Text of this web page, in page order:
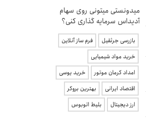
میدونستی میتونی روی سهام
آدیداس سرمایه گذاری کنی؟
بازرسی جرثقیل
فرم ساز آنلاین
خرید مواد شیمیایی
امداد کرمان موتور
خرید یوسی
اقتصاد ایرانی
بهترین بروکر
ارز دیجیتال
بلیط اتوبوس